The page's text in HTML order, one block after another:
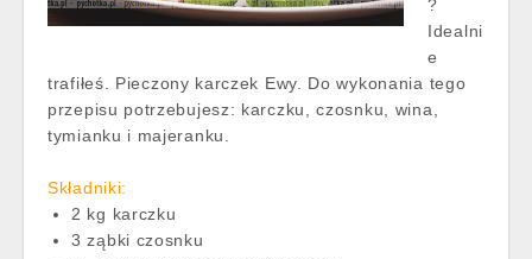
?
Idealni
e
trafiłeś. Pieczony karczek Ewy. Do wykonania tego
przepisu potrzebujesz: karczku, czosnku, wina,
tymianku i majeranku.
Składniki:
2 kg karczku
3 ząbki czosnku